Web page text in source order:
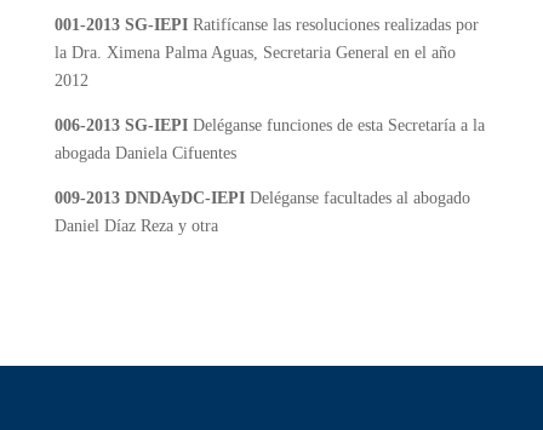
001-2013 SG-IEPIRatifícanse las resoluciones realizadas por
la Dra. Ximena Palma Aguas, Secretaria General en el año
2012
006-2013 SG-IEPI Deléganse funciones de esta Secretaría a la
abogada Daniela Cifuentes
009-2013 DNDAyDC-IEPI Deléganse facultades al abogado
Daniel Díaz Reza y otra